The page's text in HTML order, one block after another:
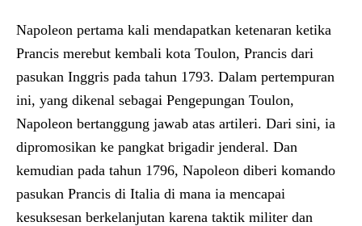
Napoleon pertama kali mendapatkan ketenaran ketika
Prancis merebut kembali kota Toulon, Prancis dari
pasukan Inggris pada tahun 1793. Dalam pertempuran
ini, yang dikenal sebagai Pengepungan Toulon,
Napoleon bertanggung jawab atas artileri. Dari sini, ia
dipromosikan ke pangkat brigadir jenderal. Dan
kemudian pada tahun 1796, Napoleon diberi komando
pasukan Prancis di Italia di mana ia mencapai
kesuksesan berkelanjutan karena taktik militer dan